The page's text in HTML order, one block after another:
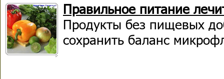
Правильное питание
Продукты без пищевых
сохранить баланс